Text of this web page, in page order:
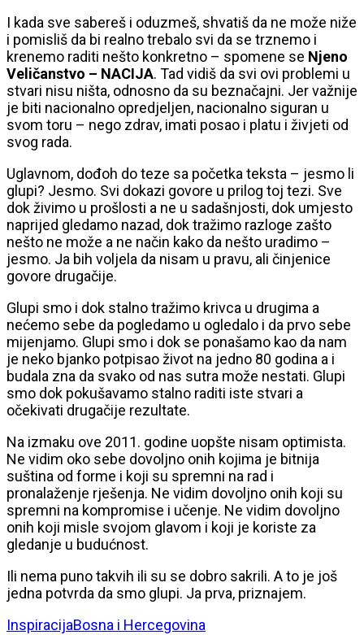
I kada sve sabereš i oduzmeš, shvatiš da ne može niže
i pomisliš da bi realno trebalo svi da se trznemo i
krenemo raditi nešto konkretno – spomene se Njeno
Veličanstvo – NACIJA. Tad vidiš da svi ovi problemi u
stvari nisu ništa, odnosno da su beznačajni. Jer važnije
je biti nacionalno opredjeljen, nacionalno siguran u
svom toru – nego zdrav, imati posao i platu i živjeti od
svog rada.
Uglavnom, dođoh do teze sa početka teksta – jesmo li
glupi? Jesmo. Svi dokazi govore u prilog toj tezi. Sve
dok živimo u prošlosti a ne u sadašnjosti, dok umjesto
naprijed gledamo nazad, dok tražimo razloge zašto
nešto ne može a ne način kako da nešto uradimo –
jesmo. Ja bih voljela da nisam u pravu, ali činjenice
govore drugačije.
Glupi smo i dok stalno tražimo krivca u drugima a
nećemo sebe da pogledamo u ogledalo i da prvo sebe
mijenjamo. Glupi smo i dok se ponašamo kao da nam
je neko bjanko potpisao život na jedno 80 godina a i
budala zna da svako od nas sutra može nestati. Glupi
smo dok pokušavamo stalno raditi iste stvari a
očekivati drugačije rezultate.
Na izmaku ove 2011. godine uopšte nisam optimista.
Ne vidim oko sebe dovoljno onih kojima je bitnija
suština od forme i koji su spremni na rad i
pronalaženje rješenja. Ne vidim dovoljno onih koji su
spremni na kompromise i učenje. Ne vidim dovoljno
onih koji misle svojom glavom i koji je koriste za
gledanje u budućnost.
Ili nema puno takvih ili su se dobro sakrili. A to je još
jedna potvrda da smo glupi. Ja prva, priznajem.
InspiracijaBosna i Hercegovina